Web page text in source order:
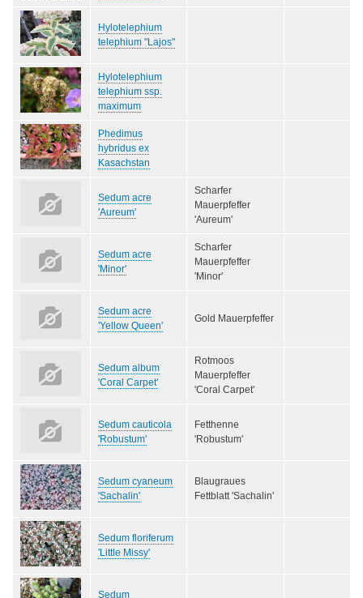
Hylotelephium
telephium "Lajos"
Hylotelephium
telephium ssp.
maximum
Phedimus
hybridus ex
Kasachstan
Sedum acre
'Aureum'
Scharfer
Mauerpfeffer
'Aureum'
Sedum acre
'Minor'
Scharfer
Mauerpfeffer
'Minor'
Sedum acre
'Yellow Queen'
Gold Mauerpfeffer
Sedum album
'Coral Carpet'
Rotmoos
Mauerpfeffer
'Coral Carpet'
Sedum cauticola
'Robustum'
Fetthenne
'Robustum'
Sedum cyaneum
'Sachalin'
Blaugraues
Fettblatt 'Sachalin'
Sedum floriferum
'Little Missy'
Sedum